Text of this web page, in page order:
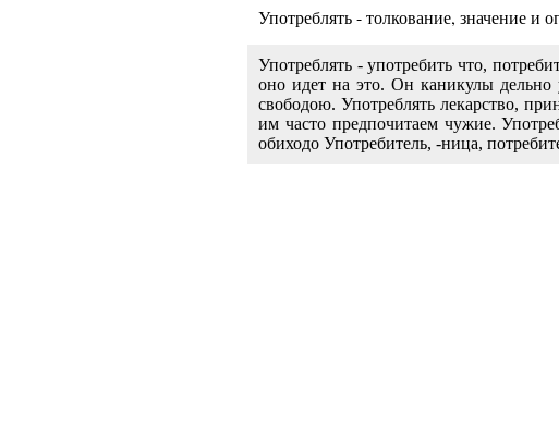
Употреблять - толкование, значение и
Употреблять - употребить что,
оно идет на это. Он каникулы дельно
свободою. Употреблять лекарство,
им часто предпочитаем чужие.
обиходо Употребитель, -ница,